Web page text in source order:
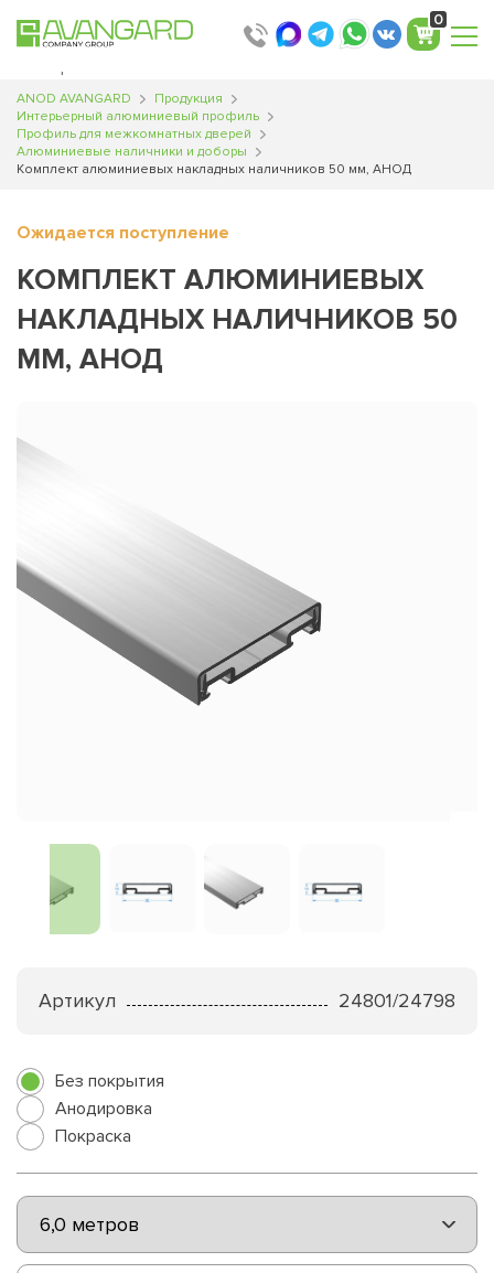
0
ANOD AVANGARD
Продукция
Интерьерный алюминиевый профиль
Профиль для межкомнатных дверей
Алюминиевые наличники и доборы
Комплект алюминиевых накладных наличников 50 мм, АНОД
Ожидается поступление
КОМПЛЕКТ АЛЮМИНИЕВЫХ
НАКЛАДНЫХ НАЛИЧНИКОВ 50
ММ, АНОД
Артикул 24801/24798
Без покрытия
Анодировка
Покраска
Мин. партия составляет 60 м.п.